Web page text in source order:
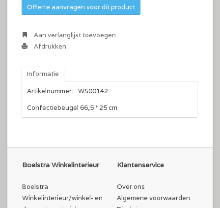
Offerte aanvragen voor dit product
Aan verlanglijst toevoegen
Afdrukken
Informatie
Artikelnummer:
WS00142
Confectiebeugel 66,5 * 25 cm
Boelstra Winkelinterieur
Boelstra
Winkelinterieur/winkel- en
Klantenservice
Over ons
Algemene voorwaarden